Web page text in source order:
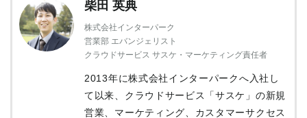
柴田 英典
株式会社インターパーク
営業部 エバンジェリスト
クラウドサービス サスケ・マーケティング責任者
2013年に株式会社インターパークへ入社し
て以来、クラウドサービス「サスケ」の新規
営業、マーケティング、カスタマーサクセス